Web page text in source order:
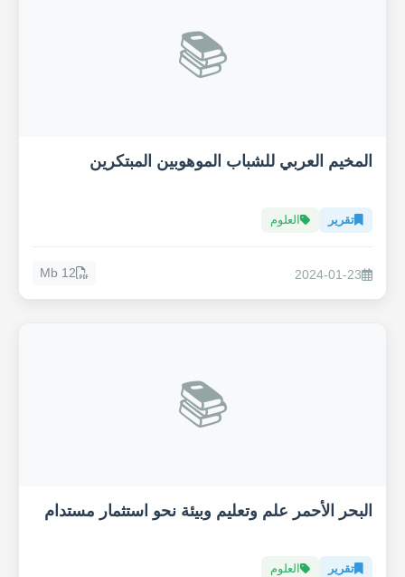
📚
المخيم العربي للشباب الموهوبين المبتكرين
تقرير العلوم
2024-01-23
12 Mb
📚
البحر الأحمر علم وتعليم وبيئة نحو استثمار مستدام
تقرير العلوم